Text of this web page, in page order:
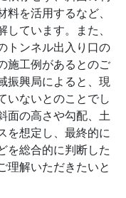
料を活用するなど、
ています。また、
トンネル出入り口の
施工例があるとのご
振興局によると、現
いないとのことでし
面の高さや勾配、土
を想定し、最終的に
を総合的に判断した
理解いただきたいと